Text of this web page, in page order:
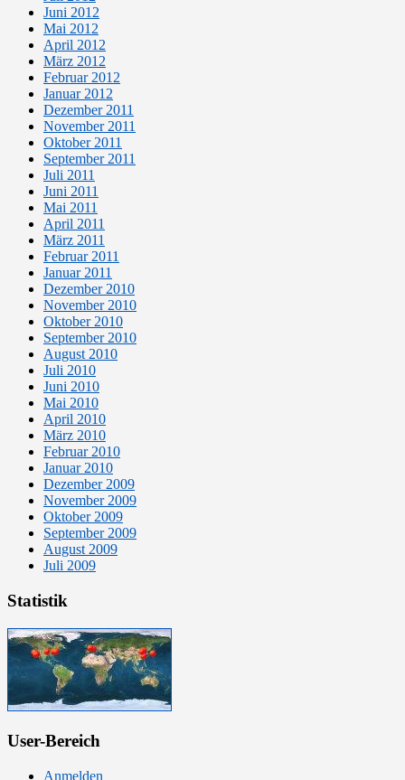
Juni 2012
Mai 2012
April 2012
März 2012
Februar 2012
Januar 2012
Dezember 2011
November 2011
Oktober 2011
September 2011
Juli 2011
Juni 2011
Mai 2011
April 2011
März 2011
Februar 2011
Januar 2011
Dezember 2010
November 2010
Oktober 2010
September 2010
August 2010
Juli 2010
Juni 2010
Mai 2010
April 2010
März 2010
Februar 2010
Januar 2010
Dezember 2009
November 2009
Oktober 2009
September 2009
August 2009
Juli 2009
Statistik
User-Bereich
Anmelden